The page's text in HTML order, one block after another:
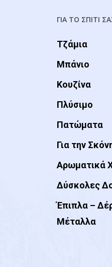
ΓΙΑ ΤΟ ΣΠΙΤΙ
Τζάμια
Μπάνιο
Κουζίνα
Πλύσιμο
Πατώματα
Για την
Αρωματικά
Δύσκολες
Έπιπλα –
Μέταλλα